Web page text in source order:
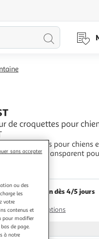
Lancer
de croquettes pour
de croquettes pour chiens
conteneur transparent
Livraison dès 4/5 jours
Plus d'options
2KINGS
ou des
les
votre
contenus et
pour modifier
de page.
à notre
sans accepter